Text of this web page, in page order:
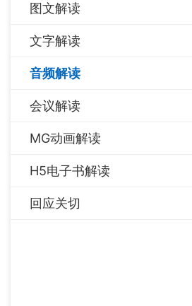
图文解读
文字解读
音频解读
会议解读
MG动画解读
H5电子书解读
回应关切